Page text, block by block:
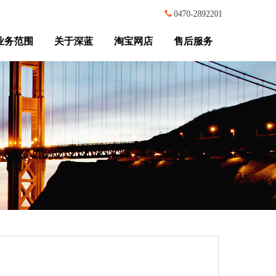
0470-2892201
售后服务
淘宝网店
关于深蓝
务范围